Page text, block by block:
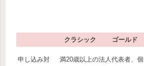
クラシック ゴールド
申し込み対
満20歳以上の法人代表者、個